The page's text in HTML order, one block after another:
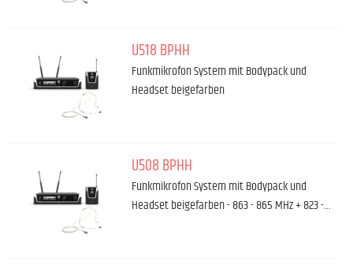
U518 BPHH
Funkmikrofon System mit Bodypack und
Headset beigefarben
U508 BPHH
Funkmikrofon System mit Bodypack und
Headset beigefarben - 863 - 865 MHz + 823 -…